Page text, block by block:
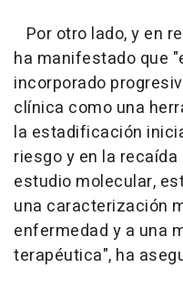
Por otro lado, y en
ha manifestado que
incorporado
clínica como una
la estadificación
riesgo y en la
estudio molecular,
una caracterización
enfermedad y a una
terapéutica", ha